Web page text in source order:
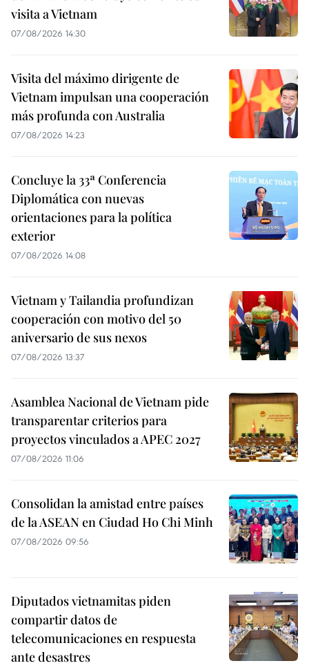
visita a Vietnam
07/08/2026 14:30
Visita del máximo dirigente de
Vietnam impulsan una cooperación
más profunda con Australia
07/08/2026 14:23
Concluye la 33ª Conferencia
Diplomática con nuevas
orientaciones para la política
exterior
07/08/2026 14:08
Vietnam y Tailandia profundizan
cooperación con motivo del 50
aniversario de sus nexos
07/08/2026 13:37
Asamblea Nacional de Vietnam pide
transparentar criterios para
proyectos vinculados a APEC 2027
07/08/2026 11:06
Consolidan la amistad entre países
de la ASEAN en Ciudad Ho Chi Minh
07/08/2026 09:56
Diputados vietnamitas piden
compartir datos de
telecomunicaciones en respuesta
ante desastres